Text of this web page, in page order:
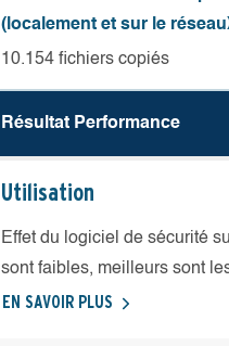
(localement et sur le
10.154 fichiers copiés
Résultat Performance
Utilisation
Effet du logiciel de sécurité
sont faibles, meilleurs sont
EN SAVOIR PLUS